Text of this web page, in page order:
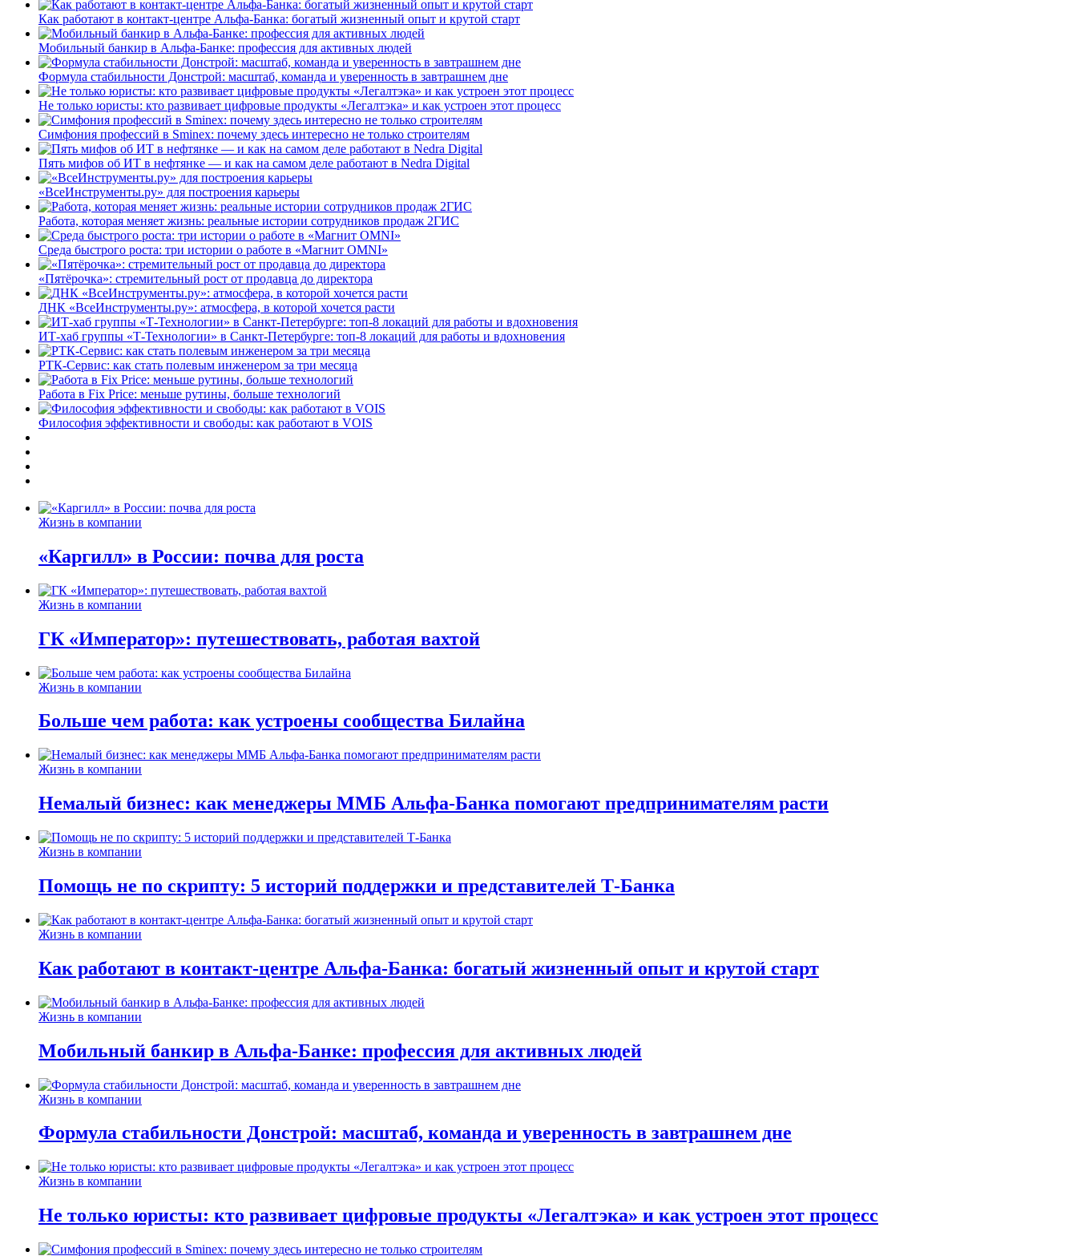
Как работают в контакт-центре Альфа-Банка: богатый жизненный опыт и крутой старт
Мобильный банкир в Альфа-Банке: профессия для активных людей
Формула стабильности Донстрой: масштаб, команда и уверенность в завтрашнем дне
Не только юристы: кто развивает цифровые продукты «Легалтэка» и как устроен этот процесс
Симфония профессий в Sminex: почему здесь интересно не только строителям
Пять мифов об ИТ в нефтянке — и как на самом деле работают в Nedra Digital
«ВсеИнструменты.ру» для построения карьеры
Работа, которая меняет жизнь: реальные истории сотрудников продаж 2ГИС
Среда быстрого роста: три истории о работе в «Магнит OMNI»
«Пятёрочка»: стремительный рост от продавца до директора
ДНК «ВсеИнструменты.ру»: атмосфера, в которой хочется расти
ИТ-хаб группы «Т-Технологии» в Санкт-Петербурге: топ-8 локаций для работы и вдохновения
РТК-Сервис: как стать полевым инженером за три месяца
Работа в Fix Price: меньше рутины, больше технологий
Философия эффективности и свободы: как работают в VOIS
Жизнь в компании
«Каргилл» в России: почва для роста
Жизнь в компании
ГК «Император»: путешествовать, работая вахтой
Жизнь в компании
Больше чем работа: как устроены сообщества Билайна
Жизнь в компании
Немалый бизнес: как менеджеры ММБ Альфа-Банка помогают предпринимателям расти
Жизнь в компании
Помощь не по скрипту: 5 историй поддержки и представителей Т-Банка
Жизнь в компании
Как работают в контакт-центре Альфа-Банка: богатый жизненный опыт и крутой старт
Жизнь в компании
Мобильный банкир в Альфа-Банке: профессия для активных людей
Жизнь в компании
Формула стабильности Донстрой: масштаб, команда и уверенность в завтрашнем дне
Жизнь в компании
Не только юристы: кто развивает цифровые продукты «Легалтэка» и как устроен этот процесс